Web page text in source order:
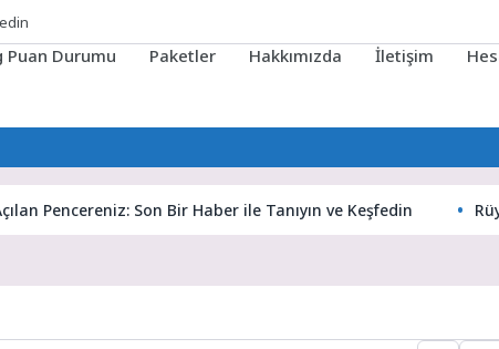
Puan Durumu Paketler Hakkımızda İletişim
Son Bir Haber ile Tanıyın ve Keşfedin